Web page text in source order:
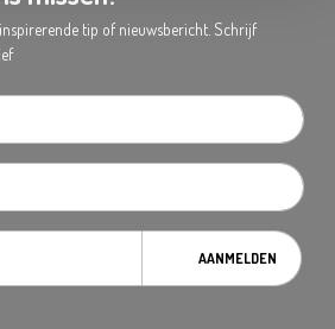
tip of nieuwsbericht. Schrijf
AANMELDEN